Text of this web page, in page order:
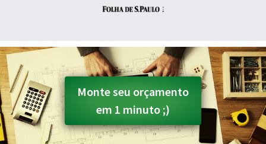
Monte seu orçamento
em 1 minuto ;)